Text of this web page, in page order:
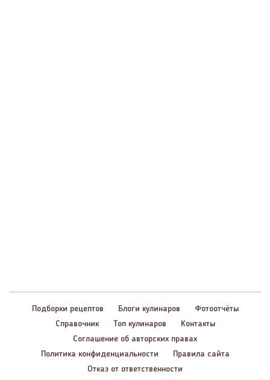
Подборки рецептов Блоги кулинаров
Фотоотчёты
Справочник
Топ кулинаров
Контакты
Соглашение об авторских правах
Политика конфиденциальности
Правила сайта
Отказ от ответственности